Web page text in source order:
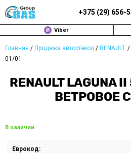
+375 (29) 656-
Viber
Главная / Продажа автостёкол / RENAULT /
01/01-
RENAULT LAGUNA
ВЕТРОВОЕ
В наличии
Еврокод:
ЗАМЕНА АВТОСТЕКОЛ В МИНСКЕ
ПРОДАЖА АВТОСТЁКОЛ
ДОП. УСЛУГИ
ВОПРОС-ОТВЕТ